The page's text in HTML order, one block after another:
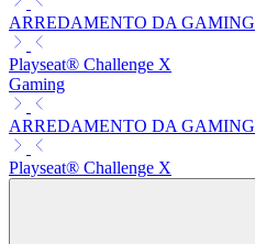
ARREDAMENTO DA GAMING
Playseat® Challenge X
Gaming
ARREDAMENTO DA GAMING
Playseat® Challenge X